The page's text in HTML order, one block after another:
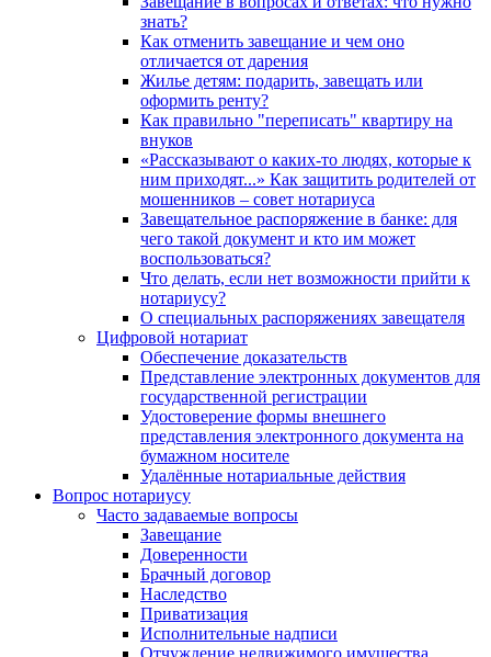
знать?
Как отменить завещание и чем оно
отличается от дарения
Жилье детям: подарить, завещать или
оформить ренту?
Как правильно "переписать" квартиру на
внуков
«Рассказывают о каких-то людях, которые к
ним приходят...» Как защитить родителей от
мошенников – совет нотариуса
Завещательное распоряжение в банке: для
чего такой документ и кто им может
воспользоваться?
Что делать, если нет возможности прийти к
нотариусу?
О специальных распоряжениях завещателя
Цифровой нотариат
Обеспечение доказательств
Представление электронных документов для
государственной регистрации
Удостоверение формы внешнего
представления электронного документа на
бумажном носителе
Удалённые нотариальные действия
Вопрос нотариусу
Часто задаваемые вопросы
Завещание
Доверенности
Брачный договор
Наследство
Приватизация
Исполнительные надписи
Отчуждение недвижимого имущества